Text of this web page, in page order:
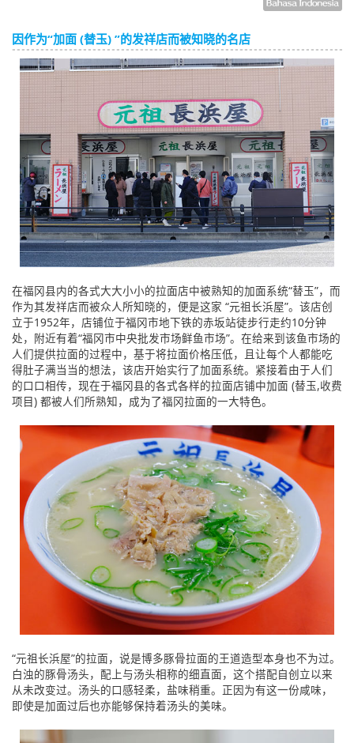
因作为“加面 (替玉) ”的发祥店而被知晓的名店
在福冈县内的各式大大小小的拉面店中被熟知的加面系统“替玉”，而
作为其发祥店而被众人所知晓的，便是这家 “元祖长浜屋”。该店创
立于1952年，店铺位于福冈市地下铁的赤坂站徒步行走约10分钟
处，附近有着“福冈市中央批发市场鲜鱼市场”。在给来到该鱼市场的
人们提供拉面的过程中，基于将拉面价格压低，且让每个人都能吃
得肚子满当当的想法，该店开始实行了加面系统。紧接着由于人们
的口口相传，现在于福冈县的各式各样的拉面店铺中加面 (替玉,收费
项目) 都被人们所熟知，成为了福冈拉面的一大特色。
“元祖长浜屋”的拉面，说是博多豚骨拉面的王道造型本身也不为过。
白浊的豚骨汤头，配上与汤头相称的细直面，这个搭配自创立以来
从未改变过。汤头的口感轻柔，盐味稍重。正因为有这一份咸味，
即使是加面过后也亦能够保持着汤头的美味。